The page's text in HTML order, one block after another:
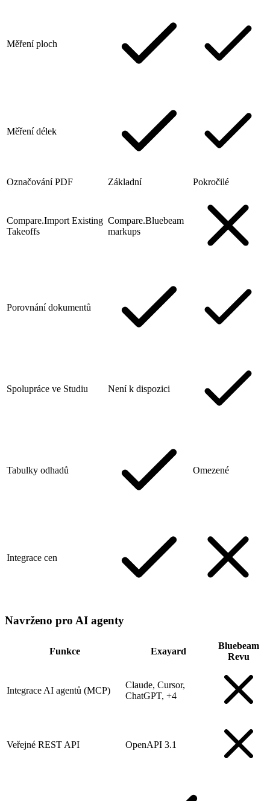
Měření ploch
Měření délek
Označování PDF Základní Pokročilé
Compare.Import Existing
Takeoffs
Compare.Bluebeam
markups
Porovnání dokumentů
Spolupráce ve Studiu Není k dispozici
Tabulky odhadů Omezené
Integrace cen
Navrženo pro AI agenty
Funkce Exayard
Bluebeam
Revu
Integrace AI agentů (MCP)
Claude, Cursor,
ChatGPT, +4
Veřejné REST API OpenAPI 3.1